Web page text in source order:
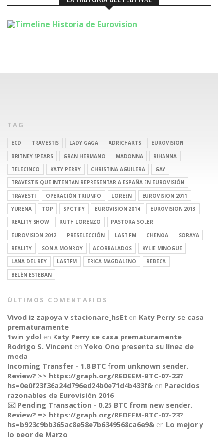
CONNECT
TAG
ECD TRAVESTIS LADY GAGA ADRICHARTS
EUROVISION
BRITNEY SPEARS
GRAN HERMANO MADONNA
RIHANNA
TELECINCO
KATY PERRY CHRISTINA AGUILERA
GAY
TRAVESTIS QUE INTENTAN REPRESENTAR A ESPAÑA EN EUROVISIÓN
TRAVESTI
OPERACIÓN TRIUNFO LOREEN
EUROVISION 2011
YURENA
TOP SPOTIFY EUROVISION 2014
EUROVISION 2013
REALITY SHOW
RUTH LORENZO
PASTORA SOLER
EUROVISION 2012
PRESELECCIÓN LAST FM CHENOA
SORAYA
REALITY
SONIA MONROY ACORRALADOS
KYLIE MINOGUE
LANA DEL REY
LASTFM ERICA MAGDALENO
REBECA
BELÉN ESTEBAN
ÚLTIMOS COMENTARIOS
Vivod iz zapoya v stacionare_hsEt en Katy Perry se casa
prematuramente
1win_ydol en Katy Perry se casa prematuramente
Rodrigo S. Vincent en Yoko Ono presenta su línea de
moda
Incoming Transfer - 1.8 BTC from unknown sender.
Review? >> https://graph.org/REDEEM-BTC-07-23?
hs=0e0f23f36a24d796ed24b0e71d4b433f& en Parecidos
razonables de Eurovisión 2016
✉️ Pending Transaction - 0.25 BTC from new sender.
Review? => https://graph.org/REDEEM-BTC-07-23?
hs=b923c9bb365ac8e58e7b6349568ca6e9& en Lo mejor y
lo peor de Marzo